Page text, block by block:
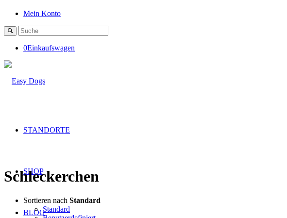
Mein Konto
0Einkaufswagen
STANDORTE
SHOP
BLOG
Schleckerchen
Sortieren nach Standard
Standard